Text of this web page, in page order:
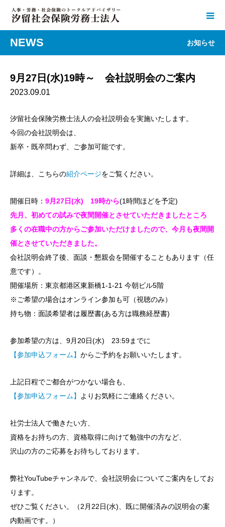
NEWS お知らせ
9月27日(水)19時～ 会社説明会のご案内
2023.09.01
汐留社会保険労務士法人の会社説明会を実施いたします。
今回の会社説明会は、
新卒・既卒問わず、ご参加可能です。
詳細は、こちらの紹介ページをご覧ください。
開催日時： 9月27日(水) 19時から(1時間ほどを予定)
先月、初めての試みで夜間開催とさせていただきましたところ
多くの在職中の方からご参加いただけましたので、今月も夜間開
催とさせていただきました。
会社説明会終了後、面談・懇親会を開催することもあります（任
意です）。
開催場所：東京都港区東新橋1-1-21 今朝ビル5階
※ご希望の場合はオンライン参加も可（視聴のみ）
持ち物：面談希望者は履歴書(ある方は職務経歴書)
参加希望の方は、9月20日(水) 23:59までに
【参加申込フォーム】 からご予約をお願いいたします。
上記日程でご都合がつかない場合も、
【参加申込フォーム】
よりお気軽にご連絡ください。
社労士法人で働きたい方、
資格をお持ちの方、資格取得に向けて勉強中の方など、
沢山の方のご応募をお待ちしております。
弊社YouTubeチャンネルで、会社説明会についてご案内をしてお
ります。
ぜひご覧ください。（2月22日(水)、既に開催済みの説明会の案
内動画です。）